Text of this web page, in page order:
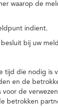
waarop de
indient.
bij uw
die nodig is
en de
de
betrokken